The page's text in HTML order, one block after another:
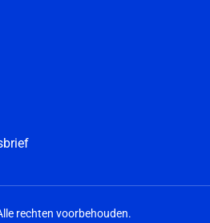
rechten voorbehouden.